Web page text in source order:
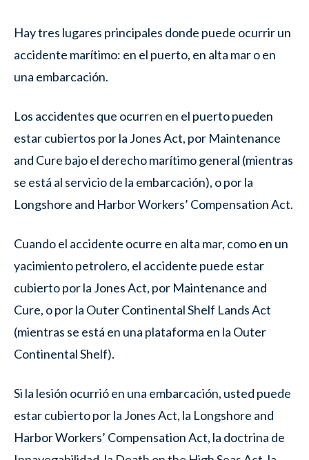
Hay tres lugares principales donde puede ocurrir un
accidente marítimo: en el puerto, en alta mar o en
una embarcación.
Los accidentes que ocurren en el puerto pueden
estar cubiertos por la Jones Act, por Maintenance
and Cure bajo el derecho marítimo general (mientras
se está al servicio de la embarcación), o por la
Longshore and Harbor Workers’ Compensation Act.
Cuando el accidente ocurre en alta mar, como en un
yacimiento petrolero, el accidente puede estar
cubierto por la Jones Act, por Maintenance and
Cure, o por la Outer Continental Shelf Lands Act
(mientras se está en una plataforma en la Outer
Continental Shelf).
Si la lesión ocurrió en una embarcación, usted puede
estar cubierto por la Jones Act, la Longshore and
Harbor Workers’ Compensation Act, la doctrina de